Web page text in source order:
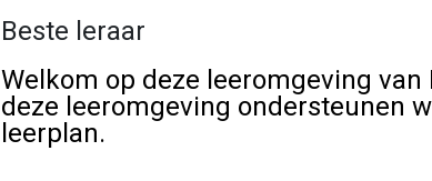
Beste leraar
Welkom op deze leeromgeving
deze leeromgeving ondersteunen
leerplan.